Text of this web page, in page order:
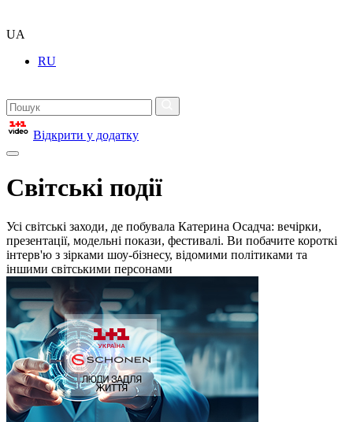
UA
RU
Відкрити у додатку
Світські події
Усі світські заходи, де побувала Катерина Осадча: вечірки,
презентації, модельні покази, фестивалі. Ви побачите короткі
інтерв'ю з зірками шоу-бізнесу, відомими політиками та
іншими світськими персонами